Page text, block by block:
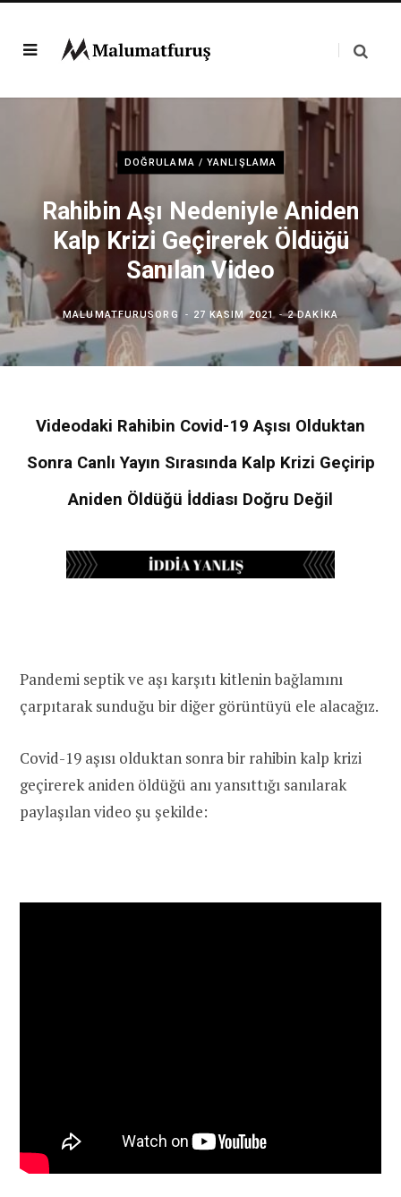
DOĞRULAMA / YANLIŞLAMA
Rahibin Aşı Nedeniyle Aniden
Kalp Krizi Geçirerek Öldüğü
Sanılan Video
MALUMATFURUSORG 27 KASIM 2021 2 DAKIKA
Videodaki Rahibin Covid-19 Aşısı Olduktan
Sonra Canlı Yayın Sırasında Kalp Krizi Geçirip
Aniden Öldüğü İddiası Doğru Değil
Pandemi septik ve aşı karşıtı kitlenin bağlamını
çarpıtarak sunduğu bir diğer görüntüyü ele alacağız.
Covid-19 aşısı olduktan sonra bir rahibin kalp krizi
geçirerek aniden öldüğü anı yansıttığı sanılarak
paylaşılan video şu şekilde: